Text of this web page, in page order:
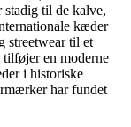
stadig til de kalve,
kæder
streetwear til et
en moderne
i historiske
har fundet